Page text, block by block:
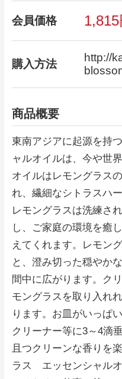
会員価格 1,815
購入方法
http://
商品概要
東南アジアに起源を持
ャルオイルは、今や世
オイルはレモングラス
れ、繊細なシトラスハ
レモングラスは洗練さ
し、ご家庭の環境を癒
えてくれます。レモン
と、澄み切った穏やか
間中に広がります。ク
モングラスを取り入れ
ります。お皿がいっぱ
クリーナー等に3～4滴
且つクリーンな香りを
ラス エッセンシャル